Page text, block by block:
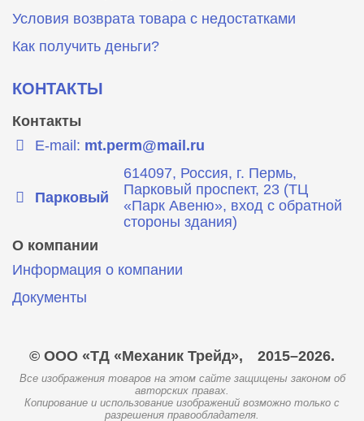
Условия возврата товара с недостатками
Как получить деньги?
КОНТАКТЫ
Контакты
E-mail: mt.perm@mail.ru
Парковый
614097, Россия, г. Пермь,
Парковый проспект, 23 (ТЦ
«Парк Авеню», вход с обратной
стороны здания)
О компании
Информация о компании
Документы
© ООО «ТД «Механик Трейд», 2015–2026.
Все изображения товаров на этом сайте защищены законом об
авторских правах.
Копирование и использование изображений возможно только с
разрешения правообладателя.